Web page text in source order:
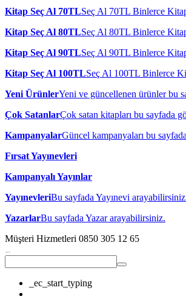
Kitap Seç Al 70TLSeç Al 70TL Binlerce
Kitap Seç Al 80TLSeç Al 80TL Binlerce
Kitap Seç Al 90TLSeç Al 90TL Binlerce
Kitap Seç Al 100TLSeç Al 100TL Binlerce
Yeni ÜrünlerYeni ve güncellenen ürünler bu
Çok SatanlarÇok satan kitapları bu sayfada
KampanyalarGüncel kampanyaları bu
Fırsat Yayınevleri
Kampanyalı Yayınlar
YayınevleriBu sayfada Yayınevi
YazarlarBu sayfada Yazar arayabilirsiniz.
Müşteri Hizmetleri 0850 305 12 65
_ec_start_typing